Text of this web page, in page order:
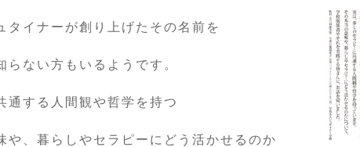
タイナーが創り上げたその名前を
ない方もいるようです。
通する人間観や哲学を持つ
や、暮らしやセラピーにどう活かせるのか